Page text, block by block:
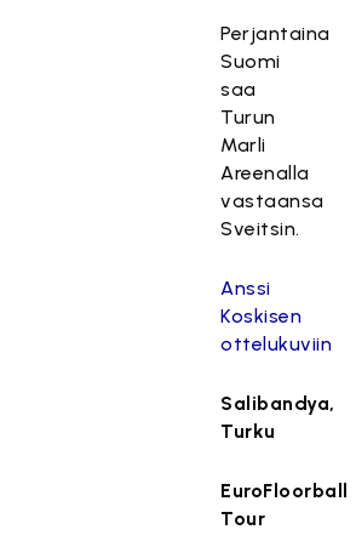
Perjantaina
Suomi
saa
Turun
Marli
Areenalla
vastaansa
Sveitsin.
Anssi
Koskisen
ottelukuviin
Salibandya,
Turku
EuroFloorball
Tour